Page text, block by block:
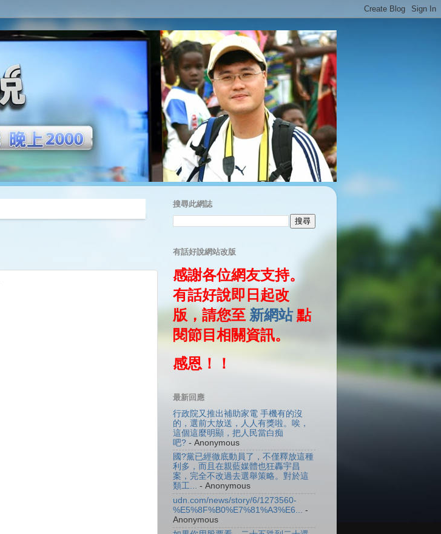
搜尋此網誌
有話好說網站改版
感謝各位網友支持。
有話好說即日起改
版，請您至 新網站點
閱節目相關資訊。
感恩！！
最新回應
行政院又推出補助家電 手機有的沒
的，選前大放送，人人有獎啦。唉，
這個這麼明顯，把人民當白痴
吧? - Anonymous
國?黨已經徹底動員了，不僅釋放這種
利多，而且在親藍媒體也狂轟宇昌
案，完全不改過去選舉策略。對於這
類工... - Anonymous
udn.com/news/story/6/1273560-
%E5%8F%B0%E7%81%A3%E6... -
Anonymous